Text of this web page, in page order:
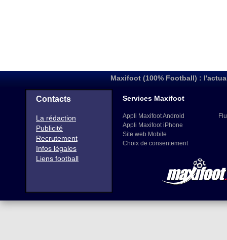
Maxifoot (100% Football) :
Contacts
La rédaction
Publicité
Recrutement
Infos légales
Liens football
Services Maxifoot
Appli Maxifoot Android
Appli Maxifoot iPhone
Site web Mobile
Choix de consentement